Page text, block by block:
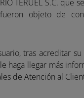
TERUEL S.C. que
objeto de
tras acreditar
haga llegar más
de Atención al